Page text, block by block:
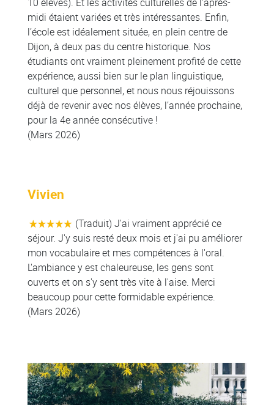
midi étaient variées et très intéressantes. Enfin,
l’école est idéalement située, en plein centre de
Dijon, à deux pas du centre historique. Nos
étudiants ont vraiment pleinement profité de cette
expérience, aussi bien sur le plan linguistique,
culturel que personnel, et nous nous réjouissons
déjà de revenir avec nos élèves, l’année prochaine,
pour la 4e année consécutive !
(Mars 2026)
Vivien
(Traduit) J'ai vraiment apprécié ce
séjour. J'y suis resté deux mois et j'ai pu améliorer
mon vocabulaire et mes compétences à l'oral.
L'ambiance y est chaleureuse, les gens sont
ouverts et on s'y sent très vite à l'aise. Merci
beaucoup pour cette formidable expérience.
(Mars 2026)